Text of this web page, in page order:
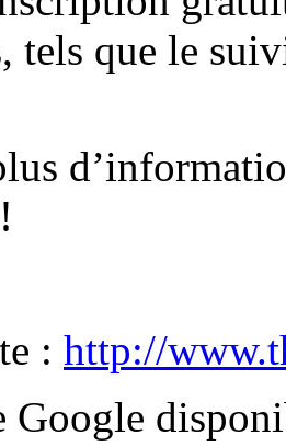
tels que le
: http://
Google